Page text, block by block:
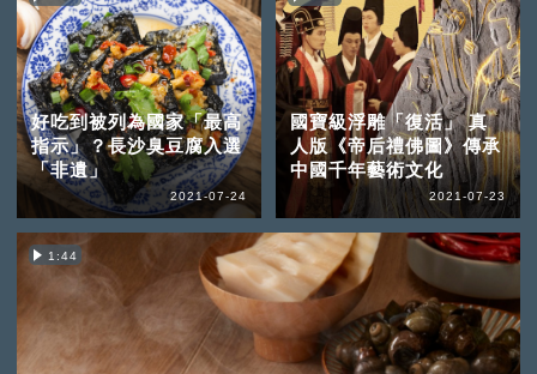
好吃到被列為國家「最高
指示」？長沙臭豆腐入選
「非遺」
2021-07-24
國寶級浮雕「復活」 真
人版《帝后禮佛圖》傳承
中國千年藝術文化
2021-07-23
1:44